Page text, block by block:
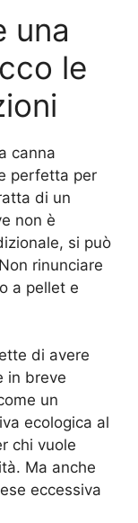
una
le
canna
perfetta per
di un
non è
si può
rinunciare
a pellet e
di avere
in breve
un
ecologica al
chi vuole
Ma anche
eccessiva